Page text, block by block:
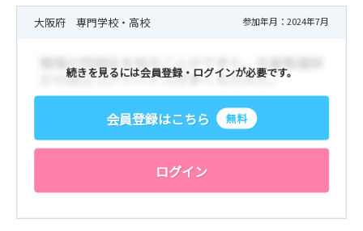
大阪府 専門学校・高校 参加年月：2024年7月
続きを見るには会員登録・ログインが必要です。
会員登録はこちら 無料
ログイン